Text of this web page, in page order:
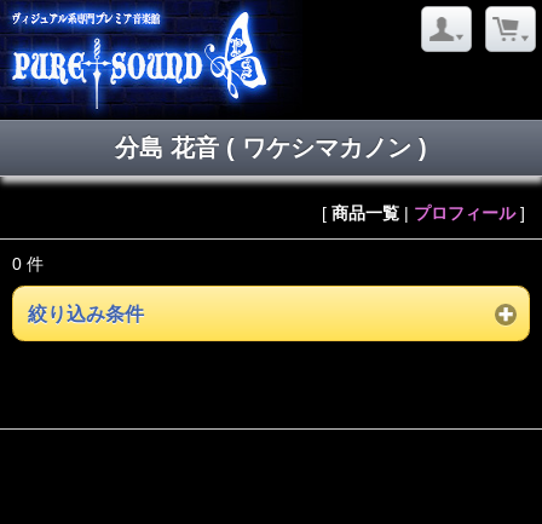
分島 花音 ( ワケシマカノン )
[ 商品一覧 | プロフィール]
0 件
絞り込み条件